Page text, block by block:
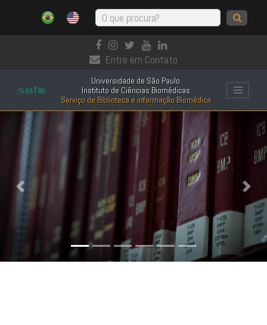
Entre em Contato
Universidade de São Paulo
Instituto de Ciências Biomédicas
Serviço de Biblioteca e informação Biomédica
Anterior